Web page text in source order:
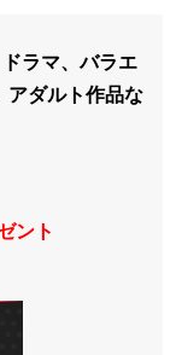
ラマ、バラエ
アダルト作品な
ント